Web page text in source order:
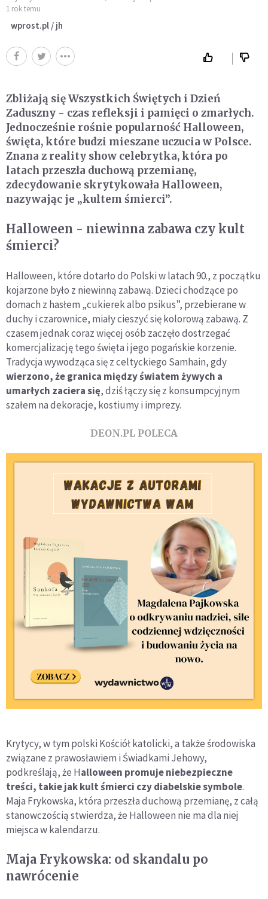
1 rok temu
wprost.pl / jh
Zbliżają się Wszystkich Świętych i Dzień
Zaduszny - czas refleksji i pamięci o zmarłych.
Jednocześnie rośnie popularność Halloween,
święta, które budzi mieszane uczucia w Polsce.
Znana z reality show celebrytka, która po
latach przeszła duchową przemianę,
zdecydowanie skrytykowała Halloween,
nazywając je „kultem śmierci”.
Halloween - niewinna zabawa czy kult
śmierci?
Halloween, które dotarło do Polski w latach 90., z początku
kojarzone było z niewinną zabawą. Dzieci chodzące po
domach z hasłem „cukierek albo psikus”, przebierane w
duchy i czarownice, miały cieszyć się kolorową zabawą. Z
czasem jednak coraz więcej osób zaczęło dostrzegać
komercjalizację tego święta i jego pogańskie korzenie.
Tradycja wywodząca się z celtyckiego Samhain, gdy
wierzono, że granica między światem żywych a
umarłych zaciera się, dziś łączy się z konsumpcyjnym
szałem na dekoracje, kostiumy i imprezy.
DEON.PL POLECA
Krytycy, w tym polski Kościół katolicki, a także środowiska
związane z prawosławiem i Świadkami Jehowy,
podkreślają, że Halloween promuje niebezpieczne
treści, takie jak kult śmierci czy diabelskie symbole.
Maja Frykowska, która przeszła duchową przemianę, z całą
stanowczością stwierdza, że Halloween nie ma dla niej
miejsca w kalendarzu.
Maja Frykowska: od skandalu po
nawrócenie